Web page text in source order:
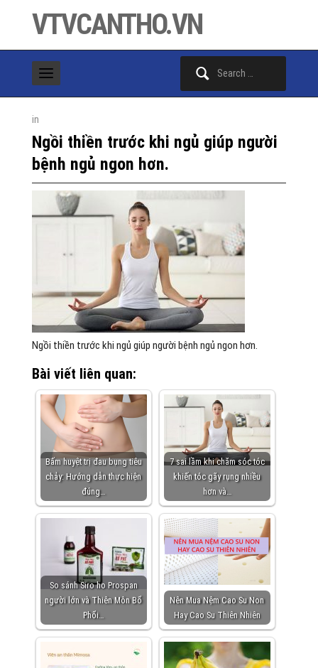
VTVCANTHO.VN
in
Ngồi thiền trước khi ngủ giúp người
bệnh ngủ ngon hơn.
Ngồi thiền trước khi ngủ giúp người bệnh ngủ ngon hơn.
Bài viết liên quan:
Bấm huyệt trị đau bụng tiêu
chảy: Hướng dẫn thực hiện
đúng…
7 sai lầm khi chăm sóc tóc
khiến tóc gãy rụng nhiều
hơn và…
So sánh Siro ho Prospan
người lớn và Thiên Môn Bổ
Phổi…
Nên Mua Nệm Cao Su Non
Hay Cao Su Thiên Nhiên